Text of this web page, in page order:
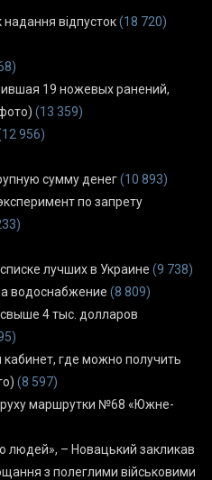
надання відпусток(18 720)
19 ножевых ранений,
(13 359)
956)
сумму денег(10 893)
по запрету
лучших в Украине (9 738)
водоснабжение (8 809)
4 тыс. долларов
где можно получить
(8 597)
маршрутки №68 «Южне-
людей», – Новацький закликав
з полеглими військовими